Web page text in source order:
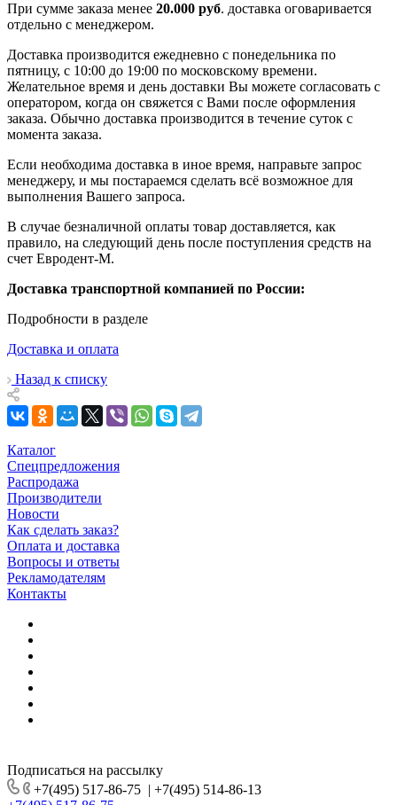
При сумме заказа менее 20.000 руб. доставка оговаривается
отдельно с менеджером.
Доставка производится ежедневно с понедельника по
пятницу, с 10:00 до 19:00 по московскому времени.
Желательное время и день доставки Вы можете согласовать с
оператором, когда он свяжется с Вами после оформления
заказа. Обычно доставка производится в течение суток с
момента заказа.
Если необходима доставка в иное время, направьте запрос
менеджеру, и мы постараемся сделать всё возможное для
выполнения Вашего запроса.
В случае безналичной оплаты товар доставляется, как
правило, на следующий день после поступления средств на
счет Евродент-М.
Доставка транспортной компанией по России:
Подробности в разделе
Доставка и оплата
Назад к списку
Каталог
Спецпредложения
Распродажа
Производители
Новости
Как сделать заказ?
Оплата и доставка
Вопросы и ответы
Рекламодателям
Контакты
Подписаться на рассылку
+7(495) 517-86-75 | +7(495) 514-86-13